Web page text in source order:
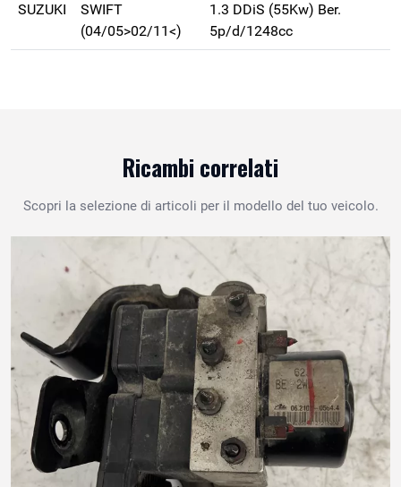
SUZUKI
SWIFT
(04/05>02/11<)
1.3 DDiS (55Kw) Ber.
5p/d/1248cc
Ricambi correlati
Scopri la selezione di articoli per il modello del tuo veicolo.